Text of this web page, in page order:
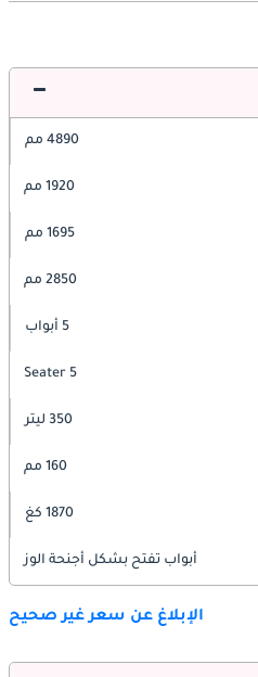
4890 مم
1920 مم
1695 مم
2850 مم
5 أبواب
5 Seater
350 ليتر
160 مم
1870 كغ
أبواب تفتح بشكل أجنحة الوز
الإبلاغ عن سعر غير صحيح